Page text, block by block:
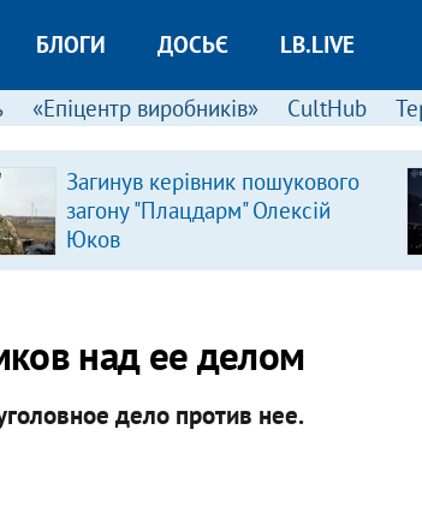
БЛОГИ ДОСЬЄ LB.LIVE
«Епіцентр виробників» CultHub
Загинув керівник пошукового
загону "Плацдарм" Олексій
Юков
над ее делом
дело против нее.